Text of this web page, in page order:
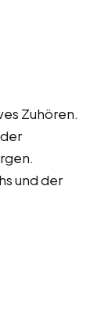
Zuhören.
und der